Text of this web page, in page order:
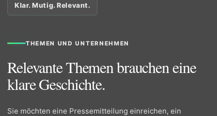
Klar. Mutig. Relevant.
THEMEN UND UNTERNEHMEN
Relevante Themen brauchen eine
klare Geschichte.
Sie möchten eine Pressemitteilung einreichen, ein